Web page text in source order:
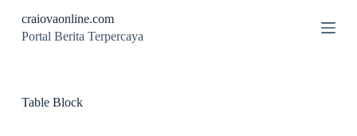
S
k
craiovaonline.com
Portal Berita Terpercaya
Table Block